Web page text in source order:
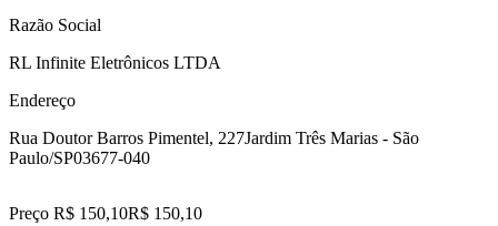
Razão Social
RL Infinite Eletrônicos LTDA
Endereço
Rua Doutor Barros Pimentel, 227Jardim Três Marias - São
Paulo/SP03677-040
Preço R$ 150,10R$ 150,10